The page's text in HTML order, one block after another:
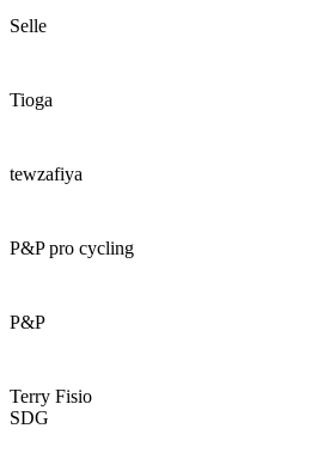
Selle
Tioga
tewzafiya
P&P pro cycling
P&P
Terry Fisio
SDG